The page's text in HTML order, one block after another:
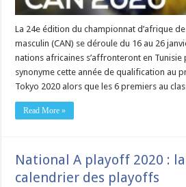
La 24e édition du championnat d’afrique
masculin (CAN) se déroule du 16 au 26
nations africaines s’affronteront en
synonyme cette année de qualification au
Tokyo 2020 alors que les 6 premiers au
Read More »
National A playoff 2020 :
calendrier des playoffs